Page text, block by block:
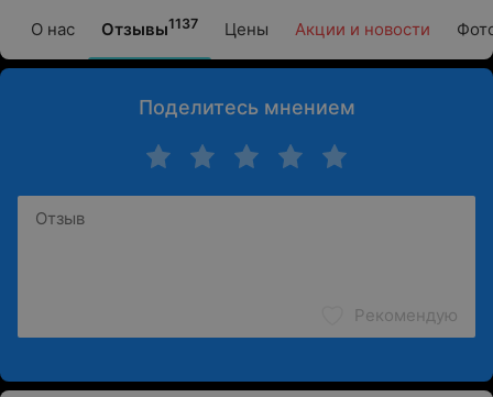
О нас Отзывы1137 Цены Акции и новости
Поделитесь мнением
Рекомендую